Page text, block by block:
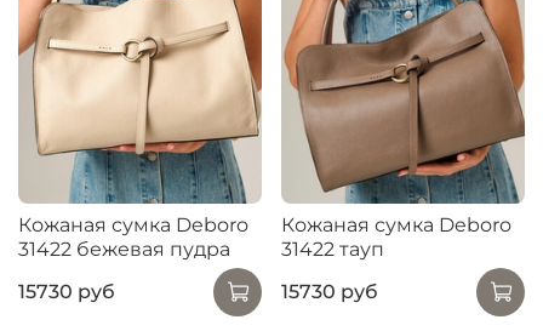
Кожаная сумка Deboro
31422 бежевая пудра
15730 руб
Кожаная сумка Deboro
31422 тауп
15730 руб